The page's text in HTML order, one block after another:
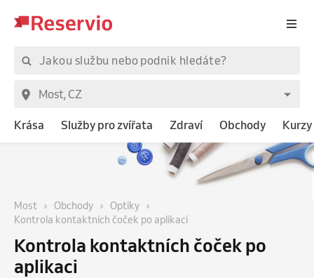
Krása Služby pro zvířata Zdraví Obchody
Most Obchody
Optiky
Kontrola kontaktních čoček po aplikaci
Kontrola kontaktních čoček po
aplikaci